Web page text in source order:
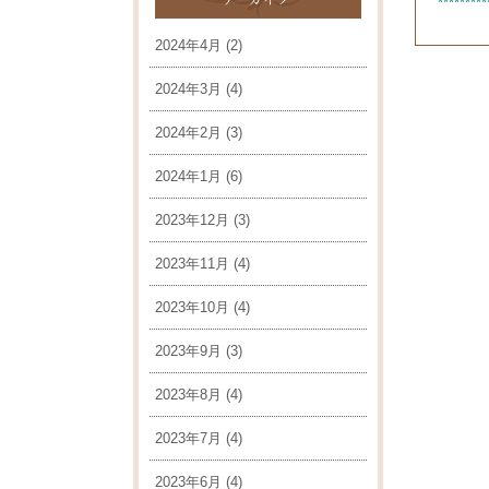
2024年4月 (2)
2024年3月 (4)
2024年2月 (3)
2024年1月 (6)
2023年12月 (3)
2023年11月 (4)
2023年10月 (4)
2023年9月 (3)
2023年8月 (4)
2023年7月 (4)
2023年6月 (4)